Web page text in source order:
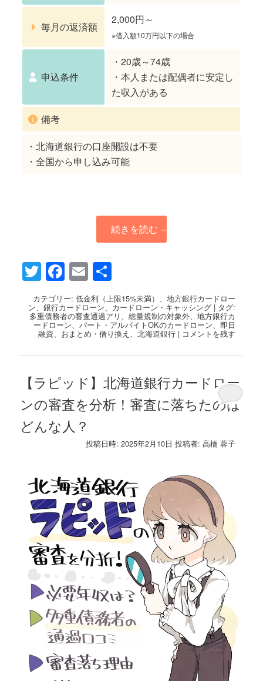
毎月の返済額
2,000円～
※借入額10万円以下の場合
申込条件
・20歳～74歳
・本人または配偶者に安定し
た収入がある
備考
・北海道銀行の口座開設は不要
・全国から申し込み可能
続きを読む →
Twitter
Facebook
Email
有
カテゴリー: 低金利（上限15%未満） 、地方銀行カードロー
ン、銀行カードローン、 カードローン・キャッシング | タグ:
多重債務者の審査通過アリ 、総量規制の対象外、地方銀行カ
ードローン、パート・アルバイトOKのカードローン、即日
融資、 おまとめ・借り換え 、北海道銀行 | コメントを残す
【ラピッド】北海道銀行カードロー
ンの審査を分析！審査に落ちたのは
どんな人？
投稿日時:2025年2月10日 投稿者:高橋 蓉子